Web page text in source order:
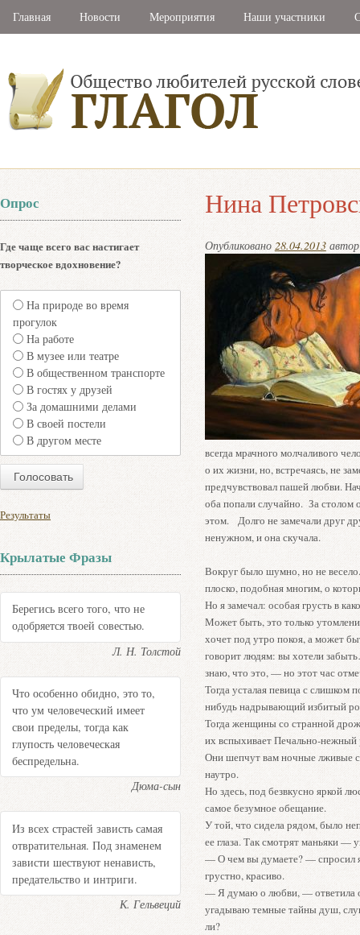
Главная Новости Мероприятия Наши участники
Нина
Опубликовано 28.04.2013
всегда мрачного молчаливого
о их жизни, но, встречаясь, не
предчувствовал пашей любви.
оба попали случайно. За столом
этом. Долго не замечали друг
ненужном, и она скучала.
Вокруг было шумно, но не
плоско, подобная многим, о
Но я замечал: особая грусть в
Может быть, это только
хочет под утро покоя, а может
говорит людям: вы хотели
знаю, что это, — но этот час
Тогда усталая певица с слишком
нибудь надрывающий избитый
Тогда женщины со странной
их вспыхивает Печально-нежный
Они шепчут вам ночные лживые
наутро.
Но здесь, под безвкусно яркой
самое безумное обещание.
У той, что сидела рядом, было
ее глаза. Так смотрят маньяки —
— О чем вы думаете? — спросил
грустно, красиво.
— Я думаю о любви, — ответила
угадываю темные тайны душ,
ли?
Опрос
Где чаще всего вас настигает
творческое вдохновение?
На природе во время
прогулок
На работе
В музее или театре
В общественном транспорте
В гостях у друзей
За домашними делами
В своей постели
В другом месте
Результаты
Крылатые Фразы
Берегись всего того, что не
одобряется твоей совестью.
Л. Н. Толстой
Что особенно обидно, это то,
что ум человеческий имеет
свои пределы, тогда как
глупость человеческая
беспредельна.
Дюма-сын
Из всех страстей зависть самая
отвратительная. Под знаменем
зависти шествуют ненависть,
предательство и интриги.
К. Гельвеций